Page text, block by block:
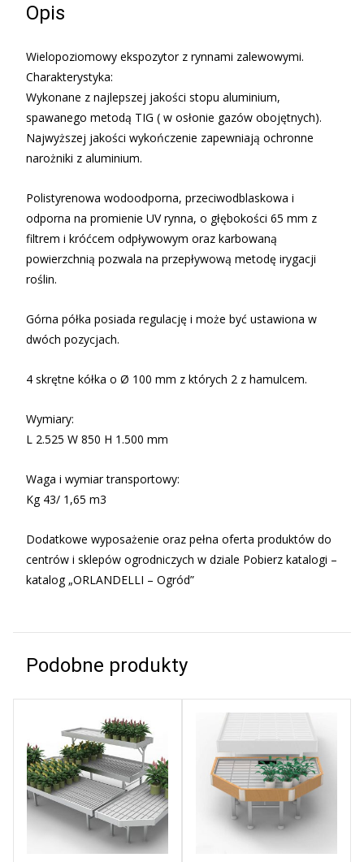
Opis
Wielopoziomowy ekspozytor z rynnami zalewowymi.
Charakterystyka:
Wykonane z najlepszej jakości stopu aluminium,
spawanego metodą TIG ( w osłonie gazów obojętnych).
Najwyższej jakości wykończenie zapewniają ochronne
narożniki z aluminium.
Polistyrenowa wodoodporna, przeciwodblaskowa i
odporna na promienie UV rynna, o głębokości 65 mm z
filtrem i króćcem odpływowym oraz karbowaną
powierzchnią pozwala na przepływową metodę irygacji
roślin.
Górna półka posiada regulację i może być ustawiona w
dwóch pozycjach.
4 skrętne kółka o Ø 100 mm z których 2 z hamulcem.
Wymiary:
L 2.525 W 850 H 1.500 mm
Waga i wymiar transportowy:
Kg 43/ 1,65 m3
Dodatkowe wyposażenie oraz pełna oferta produktów do
centrów i sklepów ogrodniczych w dziale Pobierz katalogi –
katalog „ORLANDELLI – Ogród”
Podobne produkty